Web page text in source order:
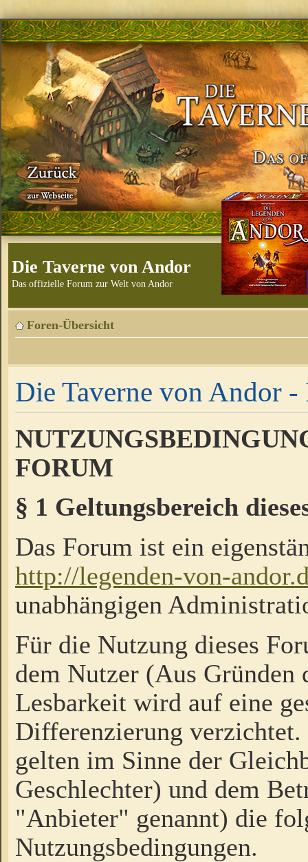
Die Taverne von Andor
Das offizielle Forum zur Welt von Andor
Foren-Übersicht
Die Taverne von Andor -
FORUM
§ 1 Geltungsbereich
Das Forum ist ein
http://legenden-von-
unabhängigen
Für die Nutzung dieses
dem Nutzer (Aus Gründen
Lesbarkeit wird auf eine
Differenzierung
gelten im Sinne der
Geschlechter) und dem
"Anbieter" genannt) die
Nutzungsbedingungen.